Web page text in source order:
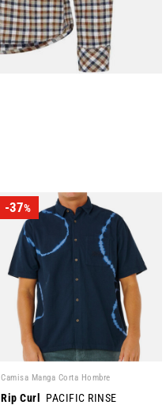
-37%
Camisa Manga Corta Hombre
Rip Curl PACIFIC RINSE